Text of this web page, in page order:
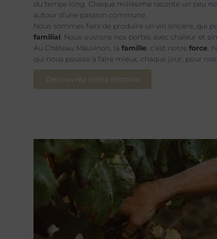
du temps long. Chaque millésime raconte un peu
autour d’une passion commune.
Nous sommes fiers de produire un vin sincère, qui
familial. Nous ouvrons nos portes avec chaleur et
Au Château Mauvinon, lafamille, c’est notreforce,
qui nous pousse à faire mieux, chaque jour, pour
Découvrez notre histoire